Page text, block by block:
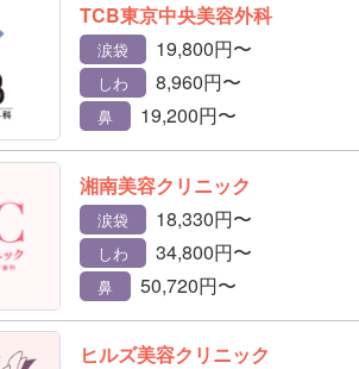
TCB東京中央美容外科
涙袋 19,800円〜
しわ 8,960円〜
鼻 19,200円〜
湘南美容クリニック
涙袋 18,330円〜
しわ 34,800円〜
鼻 50,720円〜
ヒルズ美容クリニック